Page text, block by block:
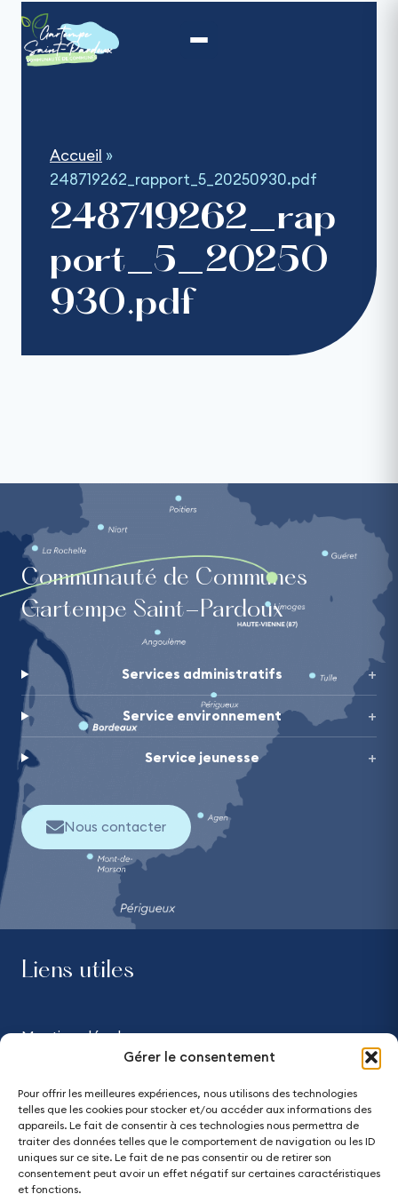
Gérer le consentement
Pour offrir les meilleures expériences, nous utilisons des technologies
telles que les cookies pour stocker et/ou accéder aux informations des
appareils. Le fait de consentir à ces technologies nous permettra de
traiter des données telles que le comportement de navigation ou les ID
uniques sur ce site. Le fait de ne pas consentir ou de retirer son
consentement peut avoir un effet négatif sur certaines caractéristiques
et fonctions.
contenu
Accueil »
248719262_rapport_5_20250930.pdf
248719262_rap
port_5_20250
930.pdf
Communauté de Communes
Gartempe Saint-Pardoux
Services administratifs
Service environnement
Service jeunesse
Nous contacter
Liens utiles
Mentions légales
Accessibilité - partiellement conforme
Plan du site